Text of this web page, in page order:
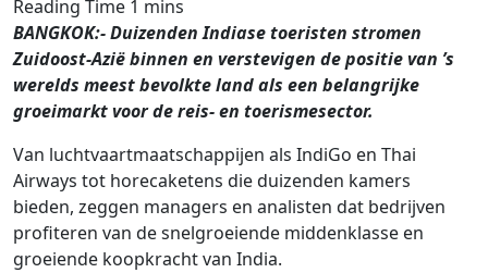
BANGKOK:- Duizenden Indiase toeristen stromen
Zuidoost-Azië binnen en verstevigen de positie van ’s
werelds meest bevolkte land als een belangrijke
groeimarkt voor de reis- en toerismesector.
Van luchtvaartmaatschappijen als IndiGo en Thai
Airways tot horecaketens die duizenden kamers
bieden, zeggen managers en analisten dat bedrijven
profiteren van de snelgroeiende middenklasse en
groeiende koopkracht van India.